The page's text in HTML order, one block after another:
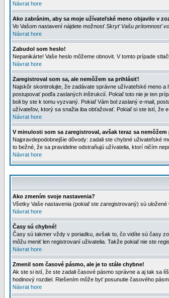
Návrat hore
Ako zabránim, aby sa moje užívateľské meno objavilo v
Vo Vašom nastavení nájdete možnosťSkryť Vašu prítomnosť
Návrat hore
Zabudol som heslo!
Nepanikárte! Vaše heslo môžeme obnovit. V tomto prípade
Návrat hore
Zaregistroval som sa, ale nemôžem sa prihlásiť!
Najskôr skontrolujte, že zadávate správne užívateľské meno a
postupovať podľa zaslaných inštrukcií. Pokiaľ toto nie je ten
boli by ste k tomu vyzvaný. Pokiaľ Vám bol zaslaný e-mail,
užívateľov, ktorý sa snažia iba obťažovať. Pokiaľ si ste istí, že
Návrat hore
V minulosti som sa zaregistroval, avšak teraz sa
Najpravdepodobnejšie dôvody: zadali ste chybné uživateľské
to bežné, že sa pravidelne odstraňujú užívatelia, ktorí ničím
Návrat hore
Ako zmením svoje nastavenia?
Všetky Vaše nastavenia (pokiaľ ste zaregistrovaný) sú
Návrat hore
Časy sú chybné!
Časy sú takmer vždy v poriadku, avšak to, čo vidíte sú časy
môžu meniť len registrovaní uživatelia. Takže pokiaľ nie ste
Návrat hore
Zmenil som časové pásmo, ale je to stále chybne!
Ak ste si istí, že ste zadali časové pásmo správne a aj tak sa
hodinový rozdiel. Riešením môže byť posunutie časového
Návrat hore